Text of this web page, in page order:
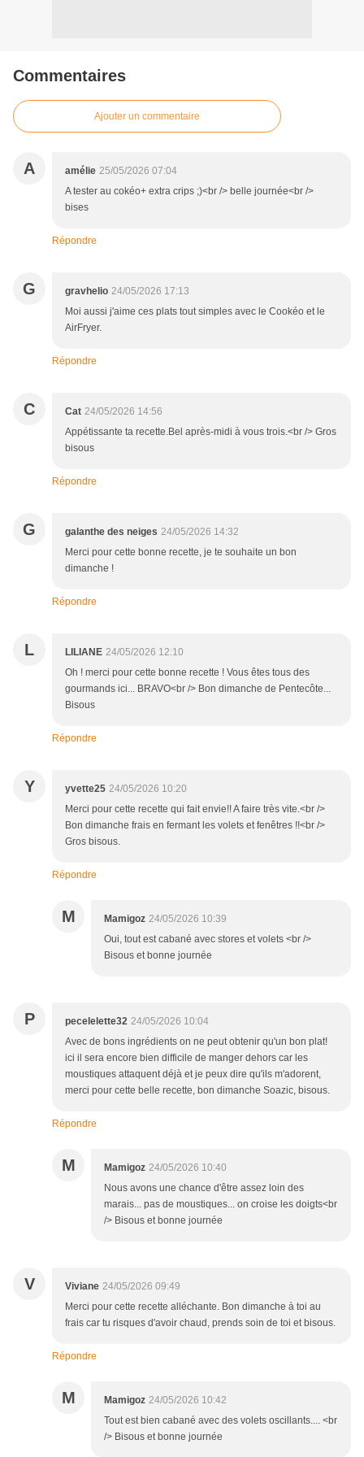
Commentaires
Ajouter un commentaire
A amélie 25/05/2026 07:04
A tester au cokéo+ extra crips ;)<br /> belle journée<br />
bises
Répondre
G gravhelio 24/05/2026 17:13
Moi aussi j'aime ces plats tout simples avec le Cookéo et le
AirFryer.
Répondre
C Cat 24/05/2026 14:56
Appétissante ta recette.Bel après-midi à vous trois.<br /> Gros
bisous
Répondre
G galanthe des neiges 24/05/2026 14:32
Merci pour cette bonne recette, je te souhaite un bon
dimanche !
Répondre
L LILIANE 24/05/2026 12:10
Oh ! merci pour cette bonne recette ! Vous êtes tous des
gourmands ici... BRAVO<br /> Bon dimanche de Pentecôte...
Bisous
Répondre
Y yvette25 24/05/2026 10:20
Merci pour cette recette qui fait envie!! A faire très vite.<br />
Bon dimanche frais en fermant les volets et fenêtres !!<br />
Gros bisous.
Répondre
M Mamigoz 24/05/2026 10:39
Oui, tout est cabané avec stores et volets <br />
Bisous et bonne journée
P pecelelette32 24/05/2026 10:04
Avec de bons ingrédients on ne peut obtenir qu'un bon plat!
ici il sera encore bien difficile de manger dehors car les
moustiques attaquent déjà et je peux dire qu'ils m'adorent,
merci pour cette belle recette, bon dimanche Soazic, bisous.
Répondre
M Mamigoz 24/05/2026 10:40
Nous avons une chance d'être assez loin des
marais... pas de moustiques... on croise les doigts<br
/> Bisous et bonne journée
V Viviane 24/05/2026 09:49
Merci pour cette recette alléchante. Bon dimanche à toi au
frais car tu risques d'avoir chaud, prends soin de toi et bisous.
Répondre
M Mamigoz 24/05/2026 10:42
Tout est bien cabané avec des volets oscillants.... <br
/> Bisous et bonne journée